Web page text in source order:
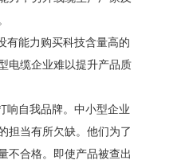
有能力购买科技含量高的
电缆企业难以提升产品质
响自我品牌。中小型企业
担当有所欠缺。他们为了
不合格。即使产品被查出